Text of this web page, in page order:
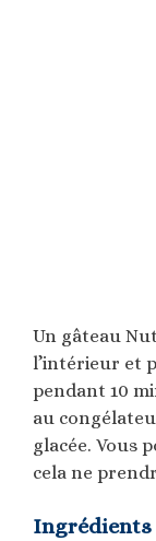
Un gâteau
l’intérieur et
pendant 10
au
glacée. Vous
cela ne
Ingrédients